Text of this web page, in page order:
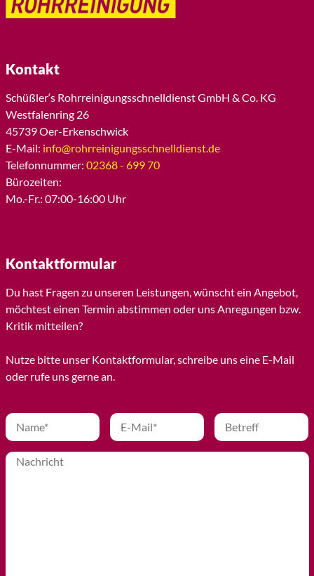
Kontakt
Schüßler‘s Rohrreinigungsschnelldienst GmbH & Co. KG
Westfalenring 26
45739 Oer-Erkenschwick
E-Mail: info@rohrreinigungsschnelldienst.de
Telefonnummer: 02368 - 699 70
Bürozeiten:
Mo.-Fr.: 07:00-16:00 Uhr
Kontaktformular
Du hast Fragen zu unseren Leistungen, wünscht ein Angebot,
möchtest einen Termin abstimmen oder uns Anregungen bzw.
Kritik mitteilen?
Nutze bitte unser Kontaktformular, schreibe uns eine E-Mail
oder rufe uns gerne an.